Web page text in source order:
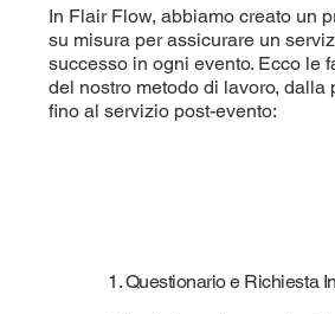
In Flair Flow, abbiamo creato un
su misura per assicurare un
successo in ogni evento. Ecco le
del nostro metodo di lavoro, dalla
fino al servizio post-evento:
1. Questionario e Richiesta